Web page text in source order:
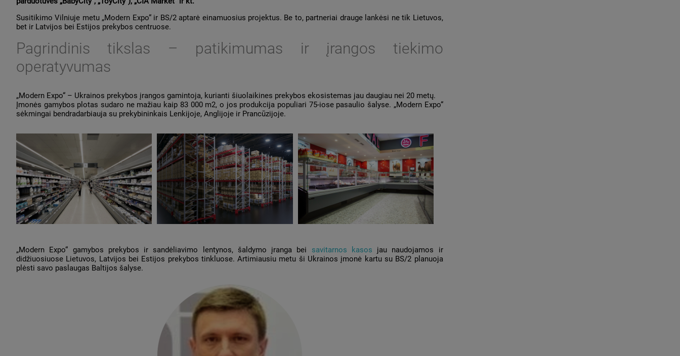
Susitikimo Vilniuje metu „Modern Expo“ ir BS/2 aptarė einamuosius projektus. Be to, partneriai drauge lankėsi ne tik Lietuvos,
bet ir Latvijos bei Estijos prekybos centruose.
Pagrindinis tikslas – patikimumas ir įrangos tiekimo
operatyvumas
„Modern Expo“ – Ukrainos prekybos įrangos gamintoja, kurianti šiuolaikines prekybos ekosistemas jau daugiau nei 20 metų.
Įmonės gamybos plotas sudaro ne mažiau kaip 83 000 m2, o jos produkcija populiari 75-iose pasaulio šalyse. „Modern Expo“
sėkmingai bendradarbiauja su prekybininkais Lenkijoje, Anglijoje ir Prancūzijoje.
„Modern Expo“ gamybos prekybos ir sandėliavimo lentynos, šaldymo įranga bei savitarnos kasos jau naudojamos ir
didžiuosiuose Lietuvos, Latvijos bei Estijos prekybos tinkluose. Artimiausiu metu ši Ukrainos įmonė kartu su BS/2 planuoja
plėsti savo paslaugas Baltijos šalyse.